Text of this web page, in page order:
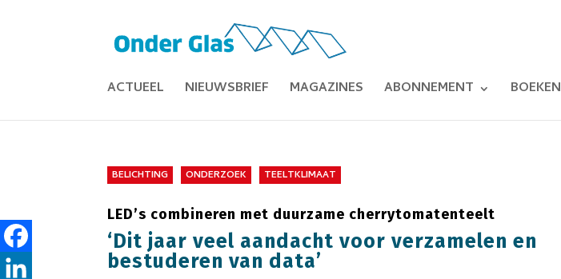
ACTUEEL NIEUWSBRIEF MAGAZINES ABONNEMENT BOEKEN
BELICHTING ONDERZOEK TEELTKLIMAAT
LED’s combineren met duurzame cherrytomatenteelt
‘Dit jaar veel aandacht voor verzamelen en
bestuderen van data’